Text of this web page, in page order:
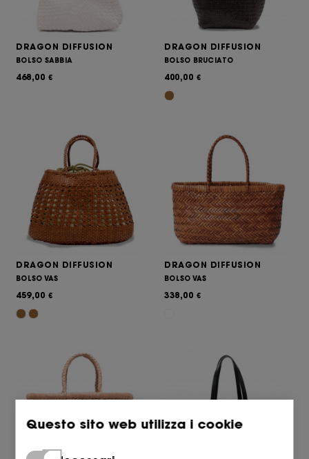
DRAGON DIFFUSION
BOLSO SABBIA
468,00 €
DRAGON DIFFUSION
BOLSO BRUCIATO
400,00 €
DRAGON DIFFUSION
BOLSO VAS
459,00 €
DRAGON DIFFUSION
BOLSO VAS
338,00 €
Questo sito web utilizza i cookie